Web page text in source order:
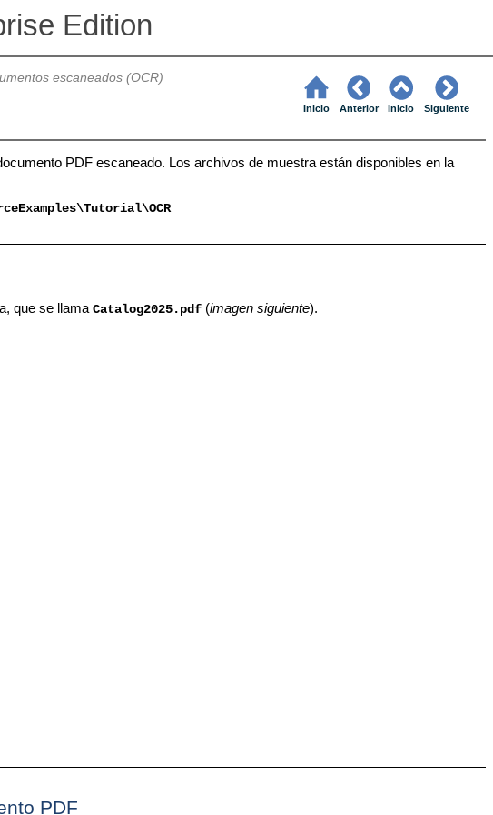
Edition
escaneados (OCR)
Inicio Anterior Inicio Siguiente
PDF escaneado. Los archivos de muestra están disponibles en la
que se llama Catalog2025.pdf(imagen siguiente).
PDF